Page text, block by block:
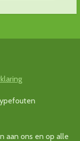
aan ons en op alle